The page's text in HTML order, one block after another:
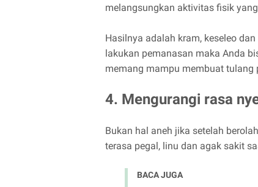
melangsungkan aktivitas fisik
Hasilnya adalah kram, keseleo
lakukan pemanasan maka Anda
memang mampu membuat tulang
4. Mengurangi rasa
Bukan hal aneh jika setelah
terasa pegal, linu dan agak sakit
BACA JUGA